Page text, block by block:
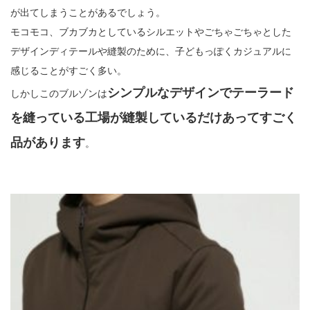
が出てしまうことがあるでしょう。
モコモコ、ブカブカとしているシルエットやごちゃごちゃとした
デザインディテールや縫製のために、子どもっぽくカジュアルに
感じることがすごく多い。
しかしこのブルゾンはシンプルなデザインでテーラード
を縫っている工場が縫製しているだけあってすごく
品があります。